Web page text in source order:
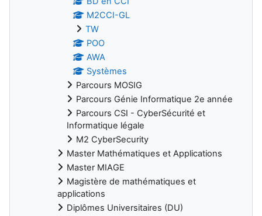
M2CCI-GL
TW
POO
AWA
Systèmes
Parcours MOSIG
Parcours Génie Informatique 2e année
Parcours CSI - CyberSécurité et
Informatique légale
M2 CyberSecurity
Master Mathématiques et Applications
Master MIAGE
Magistère de mathématiques et
applications
Diplômes Universitaires (DU)